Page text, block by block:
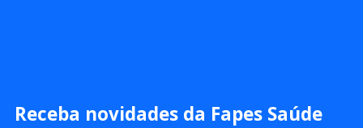
Receba novidades da Fapes Saúde